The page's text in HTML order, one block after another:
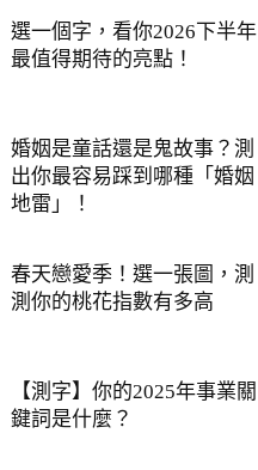
選一個字，看你2026下半年
最值得期待的亮點！
婚姻是童話還是鬼故事？測
出你最容易踩到哪種「婚姻
地雷」！
春天戀愛季！選一張圖，測
測你的桃花指數有多高
【測字】你的2025年事業關
鍵詞是什麼？